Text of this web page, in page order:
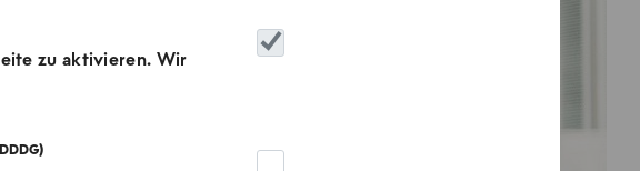
zu aktivieren. Wir